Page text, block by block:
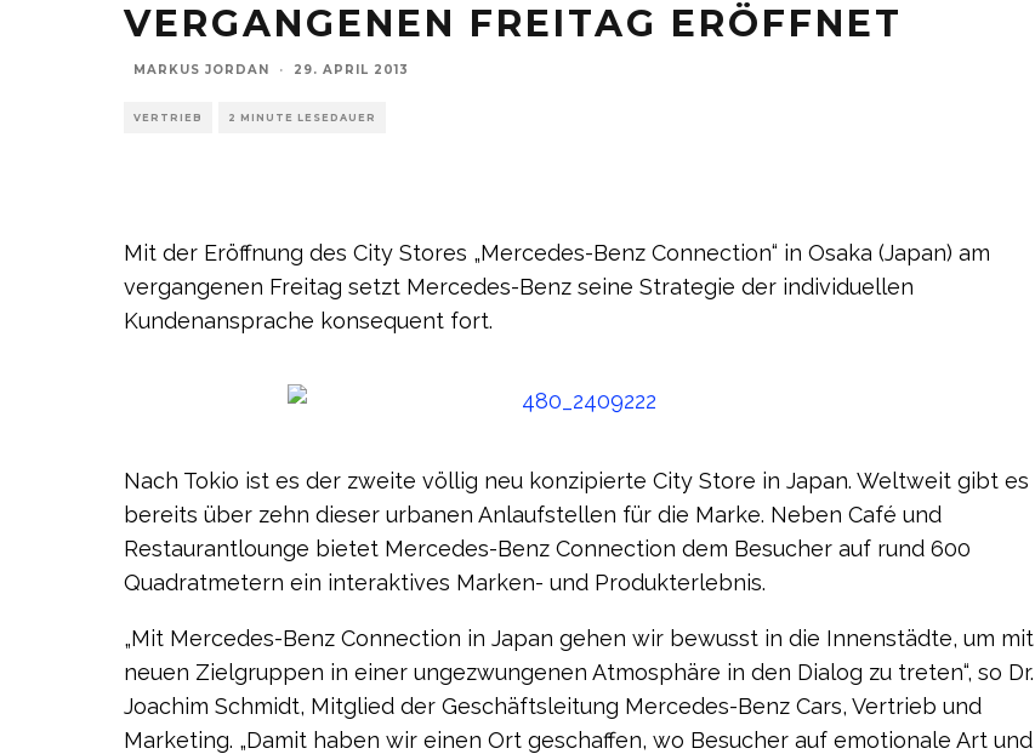
VERGANGENEN FREITAG ERÖFFNET
MARKUS JORDAN · 29. APRIL 2013
VERTRIEB 2 MINUTE LESEDAUER
Mit der Eröffnung des City Stores „Mercedes-Benz Connection“ in Osaka (Japan) am
vergangenen Freitag setzt Mercedes-Benz seine Strategie der individuellen
Kundenansprache konsequent fort.
Nach Tokio ist es der zweite völlig neu konzipierte City Store in Japan. Weltweit gibt es
bereits über zehn dieser urbanen Anlaufstellen für die Marke. Neben Café und
Restaurantlounge bietet Mercedes-Benz Connection dem Besucher auf rund 600
Quadratmetern ein interaktives Marken- und Produkterlebnis.
„Mit Mercedes-Benz Connection in Japan gehen wir bewusst in die Innenstädte, um mit
neuen Zielgruppen in einer ungezwungenen Atmosphäre in den Dialog zu treten“, so Dr.
Joachim Schmidt, Mitglied der Geschäftsleitung Mercedes-Benz Cars, Vertrieb und
Marketing. „Damit haben wir einen Ort geschaffen, wo Besucher auf emotionale Art und